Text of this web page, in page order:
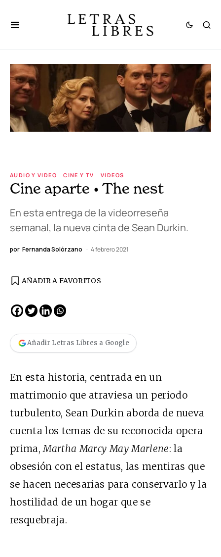
AUDIO Y VIDEO CINE Y TV VIDEOS
Cine aparte • The nest
En esta entrega de la videorreseña
semanal, la nueva cinta de Sean Durkin.
por Fernanda Solórzano 4 febrero 2021
AÑADIR A FAVORITOS
Añadir Letras Libres a Google
En esta historia, centrada en un
matrimonio que atraviesa un periodo
turbulento, Sean Durkin aborda de nueva
cuenta los temas de su reconocida opera
prima, Martha Marcy May Marlene: la
obsesión con el estatus, las mentiras que
se hacen necesarias para conservarlo y la
hostilidad de un hogar que se
resquebraja.